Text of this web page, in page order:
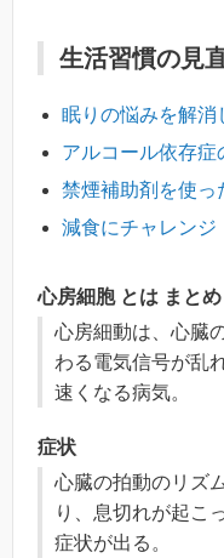
生活習慣の見
眠りの悩みを解消
アルコール依存
禁煙補助剤を使っ
減食にチャレンジ
心房細胞 とは まとめ
心房細動は、心臓
わる電気信号が乱
速くなる病気。
症状
心臓の拍動のリズ
り、息切れが起こ
症状が出る。